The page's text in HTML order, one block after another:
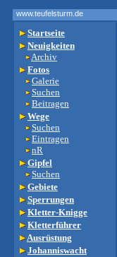
www.teufelsturm.de
Startseite
Neuigkeiten
Archiv
Fotos
Galerie
Suchen
Beitragen
Wege
Suchen
Eintragen
nR
Gipfel
Suchen
Gebiete
Sperrungen
Kletter-Knigge
Kletterführer
Ausrüstung
Johanniswacht